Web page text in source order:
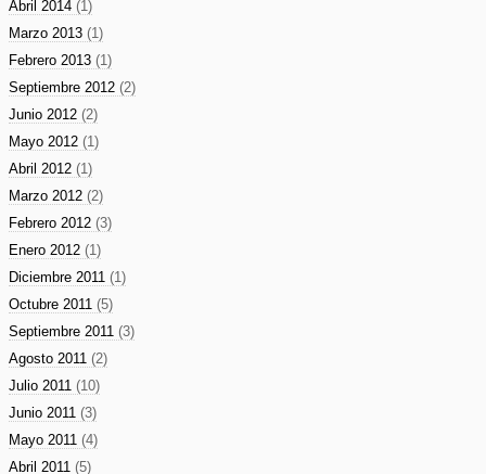
Abril 2014 (1)
Marzo 2013 (1)
Febrero 2013 (1)
Septiembre 2012 (2)
Junio 2012 (2)
Mayo 2012 (1)
Abril 2012 (1)
Marzo 2012 (2)
Febrero 2012 (3)
Enero 2012 (1)
Diciembre 2011 (1)
Octubre 2011 (5)
Septiembre 2011 (3)
Agosto 2011 (2)
Julio 2011 (10)
Junio 2011 (3)
Mayo 2011 (4)
Abril 2011 (5)